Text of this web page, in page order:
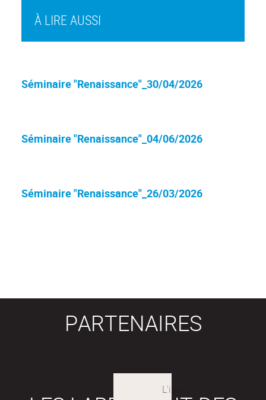
À LIRE AUSSI
Séminaire "Renaissance"_30/04/2026
Séminaire "Renaissance"_04/06/2026
Séminaire "Renaissance"_26/03/2026
PARTENAIRES